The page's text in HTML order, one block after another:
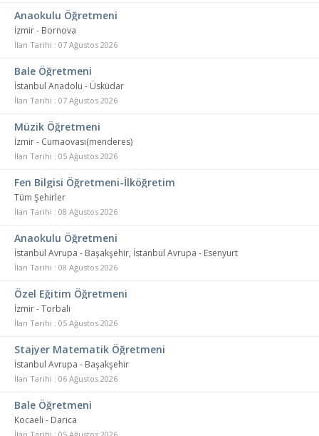
Anaokulu Öğretmeni
İzmir - Bornova
İlan Tarihi : 07 Ağustos 2026
Bale Öğretmeni
İstanbul Anadolu - Üsküdar
İlan Tarihi : 07 Ağustos 2026
Müzik Öğretmeni
İzmir - Cumaovası(menderes)
İlan Tarihi : 05 Ağustos 2026
Fen Bilgisi Öğretmeni-İlköğretim
Tüm Şehirler
İlan Tarihi : 08 Ağustos 2026
Anaokulu Öğretmeni
İstanbul Avrupa - Başakşehir, İstanbul Avrupa - Esenyurt
İlan Tarihi : 08 Ağustos 2026
Özel Eğitim Öğretmeni
İzmir - Torbalı
İlan Tarihi : 05 Ağustos 2026
Stajyer Matematik Öğretmeni
İstanbul Avrupa - Başakşehir
İlan Tarihi : 06 Ağustos 2026
Bale Öğretmeni
Kocaeli - Darıca